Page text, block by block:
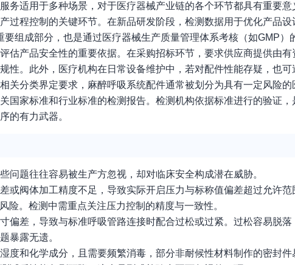
务适用于多种场景，对于医疗器械产业链的各个环节都具有重要意
过程控制的关键环节。在新品研发阶段，检测数据用于优化产品设
组成部分，也是通过医疗器械生产质量管理体系考核（如GMP）
估产品安全性的重要依据。在采购招标环节，要求供应商提供由
性。此外，医疗机构在日常设备维护中，若对配件性能存疑，也可
关分类界定要求，麻醉呼吸系统配件通常被划分为具有一定风险
国家标准和行业标准的检测报告。检测机构依据标准进行的验证
的有力武器。
问题往往容易被生产方忽视，却对临床安全构成潜在威胁。
或阀体加工精度不足，导致实际开启压力与标称值偏差超过允许
。检测中需重点关注压力控制的精度与一致性。
偏差，导致与标准呼吸管路连接时配合过松或过紧。过松容易脱
暴露无遗。
度和化学成分，且需要频繁消毒，部分非耐候性材料制作的密封